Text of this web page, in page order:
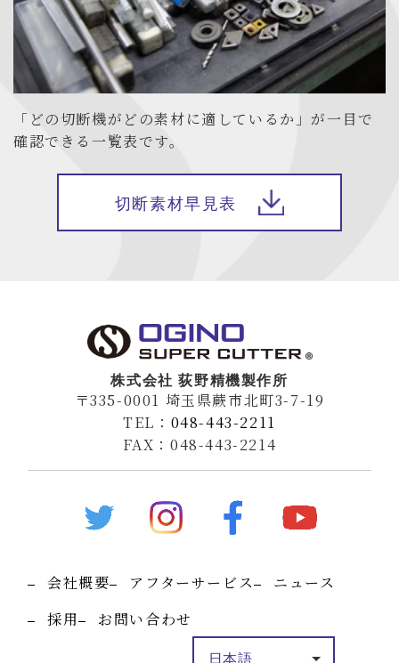
「どの切断機がどの素材に適しているか」が一目で
確認できる一覧表です。
切断素材早見表
株式会社 荻野精機製作所
〒335-0001 埼玉県蕨市北町3-7-19
TEL： 048-443-2211
FAX：048-443-2214
会社概要 アフターサービス
ニュース
採用
お問い合わせ